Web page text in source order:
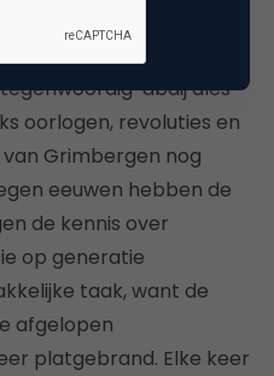
bevolking en
‘abdij ales’
oorlogen, revoluties en
Grimbergen nog
eeuwen hebben de
de kennis over
op generatie
taak, want de
afgelopen
platgebrand. Elke keer